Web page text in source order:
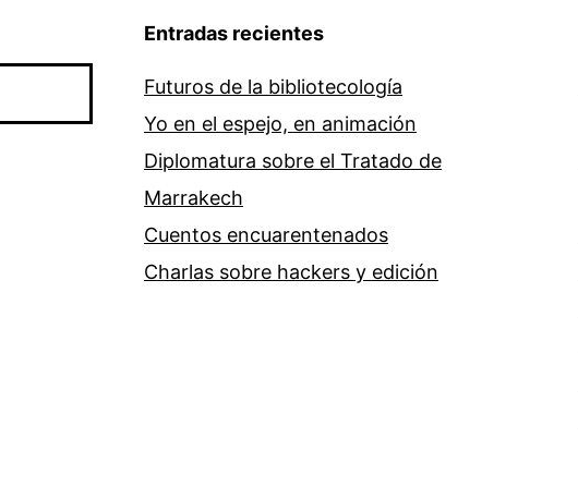
Entradas recientes
Futuros de la bibliotecología
Yo en el espejo, en animación
Diplomatura sobre el Tratado de
Marrakech
Cuentos encuarentenados
Charlas sobre hackers y edición